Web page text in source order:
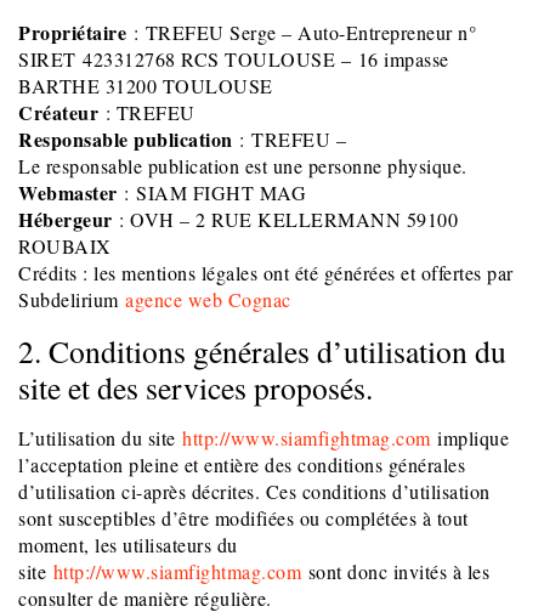
Propriétaire : TREFEU Serge – Auto-Entrepreneur n°
SIRET 423312768 RCS TOULOUSE – 16 impasse
BARTHE 31200 TOULOUSE
Créateur : TREFEU
Responsable publication : TREFEU –
Le responsable publication est une personne physique.
Webmaster : SIAM FIGHT MAG
Hébergeur : OVH – 2 RUE KELLERMANN 59100
ROUBAIX
Crédits : les mentions légales ont été générées et offertes par
Subdelirium agence web Cognac
2. Conditions générales d’utilisation du
site et des services proposés.
L’utilisation du site http://www.siamfightmag.com implique
l’acceptation pleine et entière des conditions générales
d’utilisation ci-après décrites. Ces conditions d’utilisation
sont susceptibles d’être modifiées ou complétées à tout
moment, les utilisateurs du
site http://www.siamfightmag.com sont donc invités à les
consulter de manière régulière.